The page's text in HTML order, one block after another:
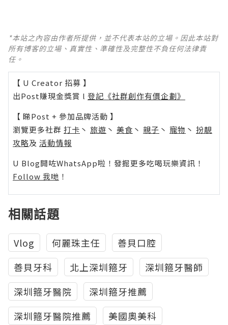
*本站之內容由作者所提供，並不代表本站的立場。因此本站對
所有博客的立場、真實性、準確性及完整性不負任何法律責
任。
【 U Creator 招募 】
出Post賺現金獎賞 l 登記《社群創作有價企劃》
【 睇Post + 參加品牌活動 】
瀏覽更多社群 打卡 丶 旅遊 丶 美食 丶 親子 丶 寵物 丶 扮靚
攻略及 活動情報
U Blog開咗WhatsApp啦！發掘更多吃喝玩樂資訊！
Follow 我哋 ！
相關話題
Vlog 何麗珠主任
善貝口腔
善貝牙科
北上深圳箍牙
深圳箍牙醫師
深圳箍牙醫院
深圳箍牙推薦
深圳箍牙醫院推薦
美國奧美科